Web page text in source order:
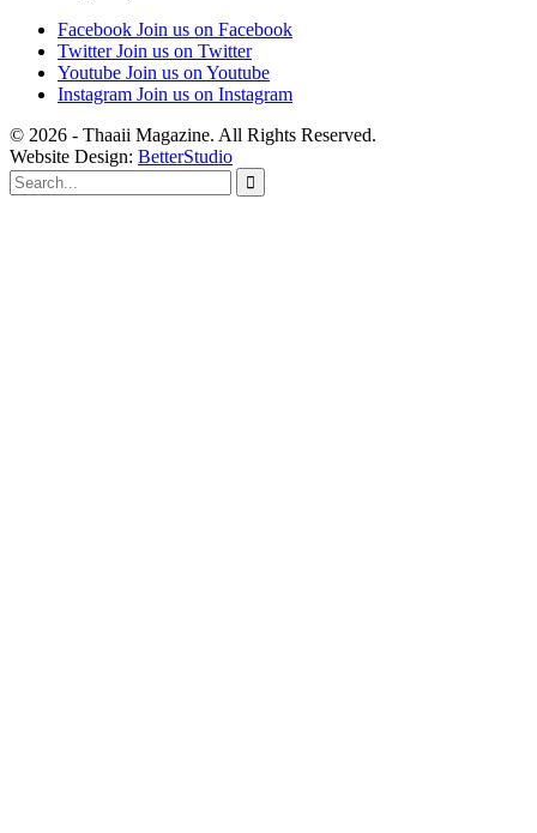
Facebook Join us on Facebook
Twitter Join us on Twitter
Youtube Join us on Youtube
Instagram Join us on Instagram
© 2026 - Thaaii Magazine. All Rights Reserved.
Website Design: BetterStudio